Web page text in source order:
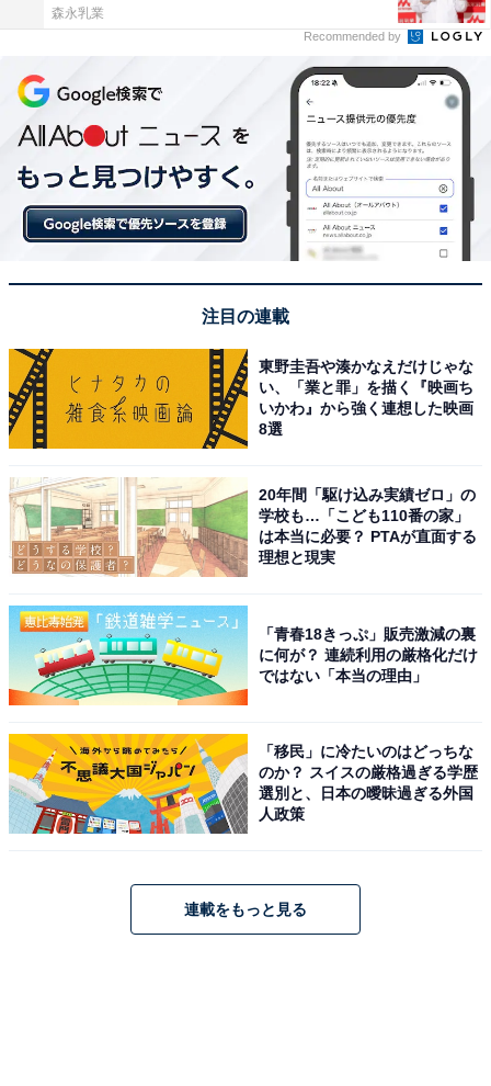
森永乳業
Recommended by
注目の連載
東野圭吾や湊かなえだけじゃな
い、「業と罪」を描く『映画ち
いかわ』から強く連想した映画
8選
20年間「駆け込み実績ゼロ」の
学校も…「こども110番の家」
は本当に必要？ PTAが直面する
理想と現実
「青春18きっぷ」販売激減の裏
に何が？ 連続利用の厳格化だけ
ではない「本当の理由」
「移民」に冷たいのはどっちな
のか？ スイスの厳格過ぎる学歴
選別と、日本の曖昧過ぎる外国
人政策
連載をもっと見る